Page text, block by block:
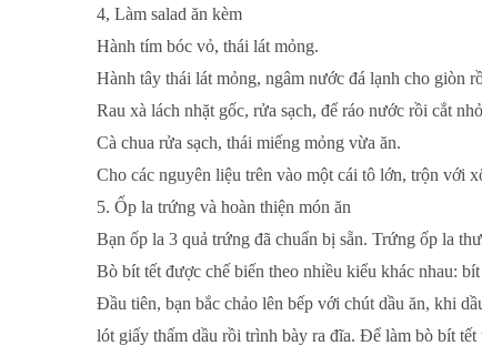
4, Làm salad ăn kèm
Hành tím bóc vỏ, thái lát mỏng.
Hành tây thái lát mỏng, ngâm nước đá lạnh cho giòn
Rau xà lách nhặt gốc, rửa sạch, để ráo nước rồi cắt
Cà chua rửa sạch, thái miếng mỏng vừa ăn.
Cho các nguyên liệu trên vào một cái tô lớn, trộn với
5. Ốp la trứng và hoàn thiện món ăn
Bạn ốp la 3 quả trứng đã chuẩn bị sẵn. Trứng ốp la
Bò bít tết được chế biến theo nhiều kiểu khác nhau:
Đầu tiên, bạn bắc chảo lên bếp với chút dầu ăn, khi
lót giấy thấm dầu rồi trình bày ra đĩa. Để làm bò bít